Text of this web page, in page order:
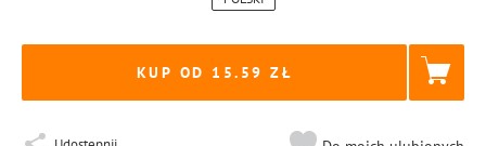
KUP OD 15.59